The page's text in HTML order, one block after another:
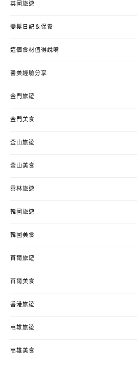
英國旅遊
變髮日記＆保養
這個食材值得說嘴
醫美經驗分享
金門旅遊
金門美食
釜山旅遊
釜山美食
雲林旅遊
韓國旅遊
韓國美食
首爾旅遊
首爾美食
香港旅遊
高雄旅遊
高雄美食